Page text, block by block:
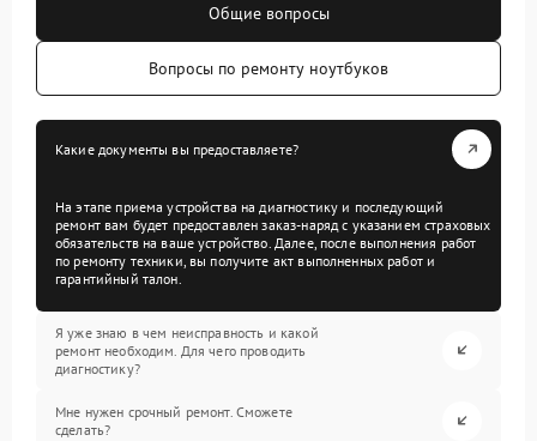
Общие вопросы
Вопросы по ремонту ноутбуков
Какие документы вы предоставляете?
На этапе приема устройства на диагностику и последующий
ремонт вам будет предоставлен заказ-наряд с указанием страховых
обязательств на ваше устройство. Далее, после выполнения работ
по ремонту техники, вы получите акт выполненных работ и
гарантийный талон.
Я уже знаю в чем неисправность и какой
ремонт необходим. Для чего проводить
диагностику?
Мне нужен срочный ремонт. Сможете
сделать?